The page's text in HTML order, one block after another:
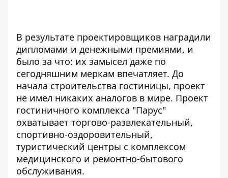
В результате проектировщиков наградили
дипломами и денежными премиями, и
было за что: их замысел даже по
сегодняшним меркам впечатляет. До
начала строительства гостиницы, проект
не имел никаких аналогов в мире. Проект
гостиничного комплекса "Парус"
охватывает торгово-развлекательный,
спортивно-оздоровительный,
туристический центры с комплексом
медицинского и ремонтно-бытового
обслуживания.